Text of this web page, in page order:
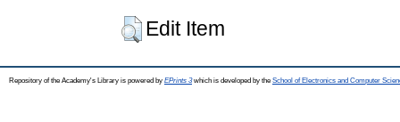
Edit Item
Repository of the Academy's Library is powered by EPrints 3which is developed by the School of Electronics and Computer